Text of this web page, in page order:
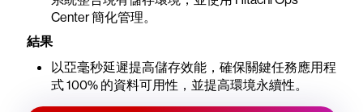
Center 簡化管理。
結果
以亞毫秒延遲提高儲存效能，確保關鍵任務應用程
式 100% 的資料可用性，並提高環境永續性。